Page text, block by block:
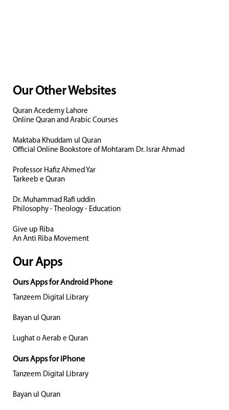
Our Other Websites
Quran Acedemy Lahore
Online Quran and Arabic Courses
Maktaba Khuddam ul Quran
Official Online Bookstore of Mohtaram Dr. Israr Ahmad
Professor Hafiz Ahmed Yar
Tarkeeb e Quran
Dr. Muhammad Rafi uddin
Philosophy - Theology - Education
Give up Riba
An Anti Riba Movement
Our Apps
Ours Apps for Android Phone
Tanzeem Digital Library
Bayan ul Quran
Lughat o Aerab e Quran
Ours Apps for iPhone
Tanzeem Digital Library
Bayan ul Quran